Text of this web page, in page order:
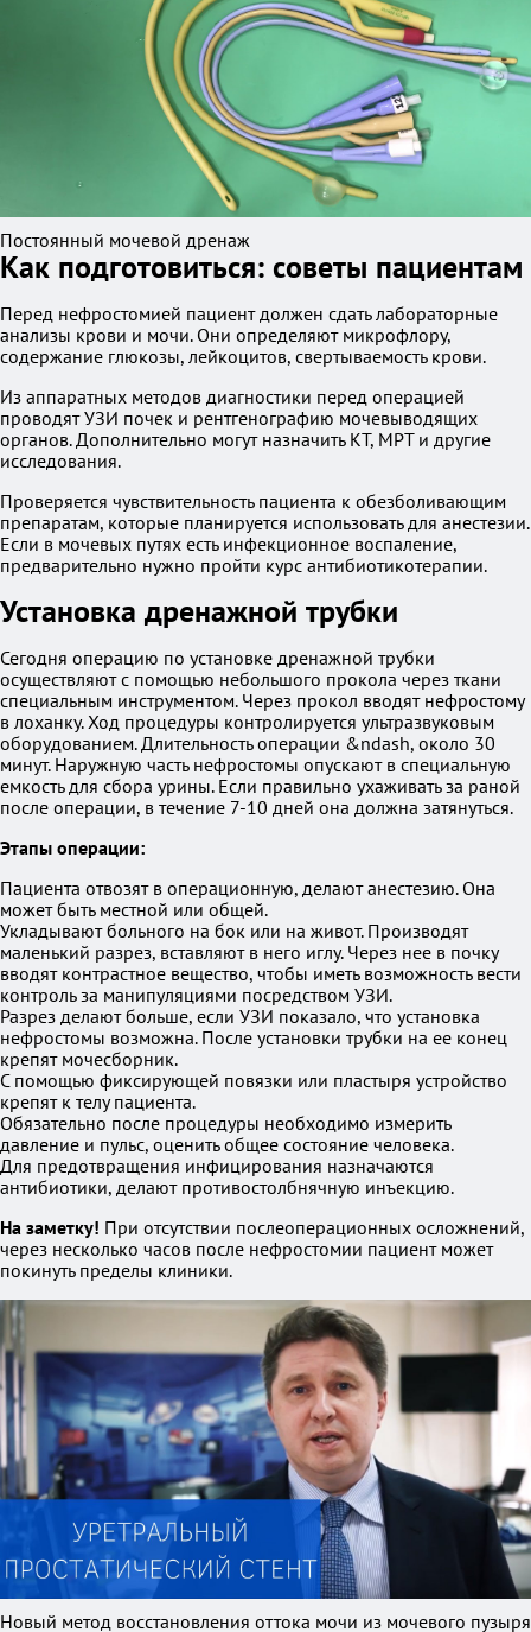
Постоянный мочевой дренаж
Как подготовиться: советы пациентам
Перед нефростомией пациент должен сдать лабораторные
анализы крови и мочи. Они определяют микрофлору,
содержание глюкозы, лейкоцитов, свертываемость крови.
Из аппаратных методов диагностики перед операцией
проводят УЗИ почек и рентгенографию мочевыводящих
органов. Дополнительно могут назначить КТ, МРТ и другие
исследования.
Проверяется чувствительность пациента к обезболивающим
препаратам, которые планируется использовать для анестезии.
Если в мочевых путях есть инфекционное воспаление,
предварительно нужно пройти курс антибиотикотерапии.
Установка дренажной трубки
Сегодня операцию по установке дренажной трубки
осуществляют с помощью небольшого прокола через ткани
специальным инструментом. Через прокол вводят нефростому
в лоханку. Ход процедуры контролируется ультразвуковым
оборудованием. Длительность операции &ndash, около 30
минут. Наружную часть нефростомы опускают в специальную
емкость для сбора урины. Если правильно ухаживать за раной
после операции, в течение 7-10 дней она должна затянуться.
Этапы операции:
Пациента отвозят в операционную, делают анестезию. Она
может быть местной или общей.
Укладывают больного на бок или на живот. Производят
маленький разрез, вставляют в него иглу. Через нее в почку
вводят контрастное вещество, чтобы иметь возможность вести
контроль за манипуляциями посредством УЗИ.
Разрез делают больше, если УЗИ показало, что установка
нефростомы возможна. После установки трубки на ее конец
крепят мочесборник.
С помощью фиксирующей повязки или пластыря устройство
крепят к телу пациента.
Обязательно после процедуры необходимо измерить
давление и пульс, оценить общее состояние человека.
Для предотвращения инфицирования назначаются
антибиотики, делают противостолбнячную инъекцию.
На заметку! При отсутствии послеоперационных осложнений,
через несколько часов после нефростомии пациент может
покинуть пределы клиники.
Новый метод восстановления оттока мочи из мочевого пузыря